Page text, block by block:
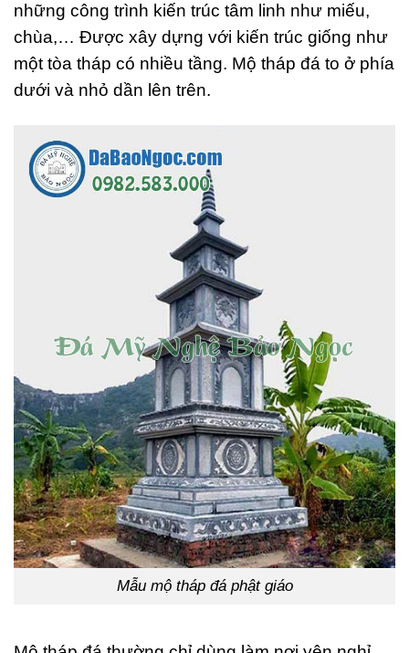
những công trình kiến trúc tâm linh như miếu,
chùa,… Được xây dựng với kiến trúc giống như
một tòa tháp có nhiều tầng. Mộ tháp đá to ở phía
dưới và nhỏ dần lên trên.
Mẫu mộ tháp đá phật giáo